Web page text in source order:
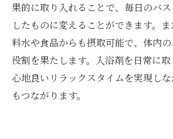
果的に取り入れることで、毎日のバ
したものに変えることができます。
料水や食品からも摂取可能で、体内
役割を果たします。入浴剤を日常に取
心地良いリラックスタイムを実現し
もつながります。